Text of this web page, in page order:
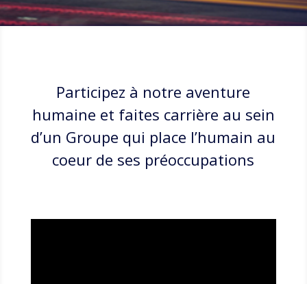
Participez à notre aventure
humaine et faites carrière au sein
d’un Groupe qui place l’humain au
coeur de ses préoccupations